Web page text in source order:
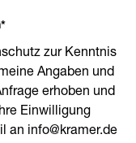
*
zur Kenntnis
Angaben und
erhoben und
Einwilligung
an info@kramer.de